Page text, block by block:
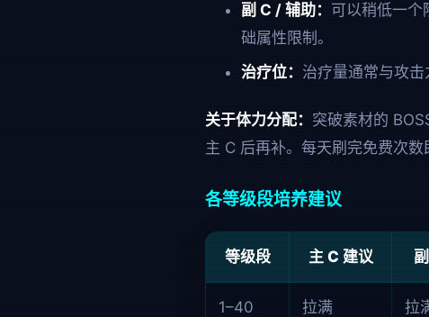
副 C / 辅助： 可以稍低一
础属性限制。
治疗位： 治疗量通常与攻击
关于体力分配： 突破素材的
主 C 后再补。每天刷完免费次数
各等级段培养建议
等级段 主 C 建议
1–40 拉满 拉